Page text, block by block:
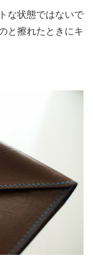
な状態ではないで
と擦れたときにキ